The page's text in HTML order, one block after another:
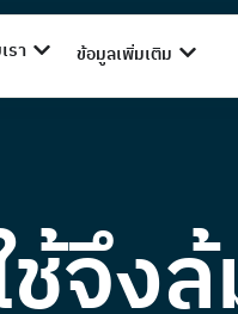
รา ข้อมูลเพิ่มเติม
ช้จึ